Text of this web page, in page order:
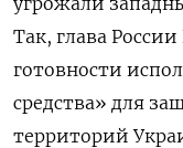
Так, глава
готовности
средства» для
территорий